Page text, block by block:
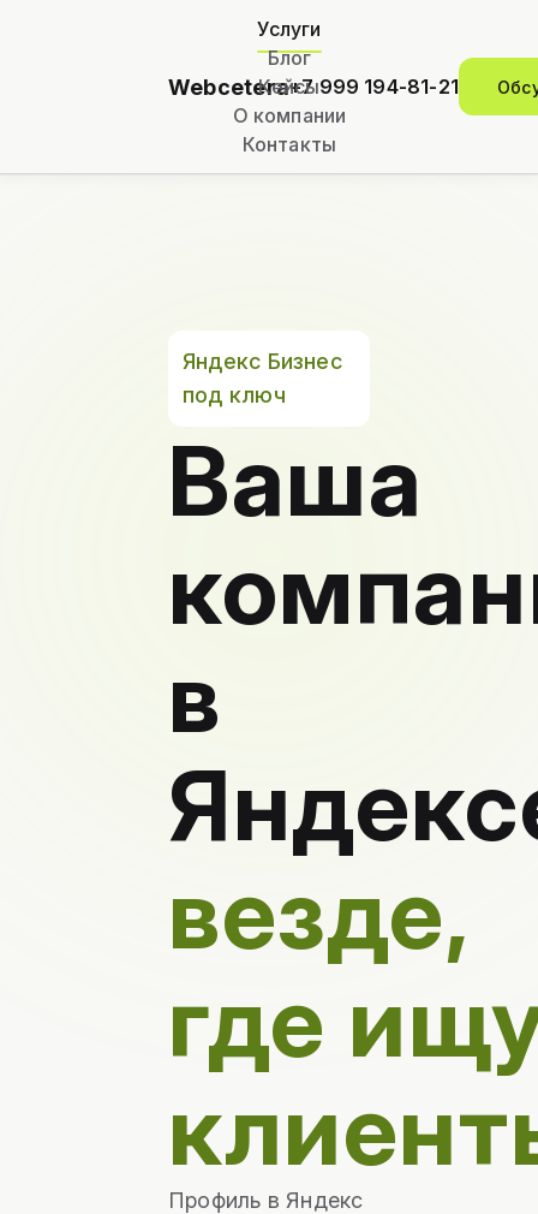
Webcetera
Услуги
Блог
Кейсы
О компании
Контакты
+7 999 194-81-21
Яндекс Бизнес
под ключ
Ваша
в
везде,
где
Профиль в Яндекс